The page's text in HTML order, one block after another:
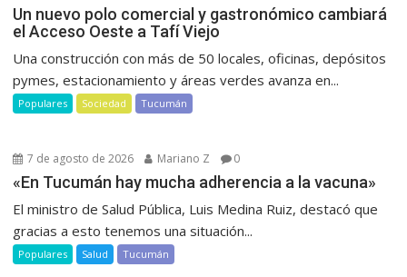
Un nuevo polo comercial y gastronómico cambiará
el Acceso Oeste a Tafí Viejo
Una construcción con más de 50 locales, oficinas, depósitos
pymes, estacionamiento y áreas verdes avanza en...
Populares Sociedad Tucumán
7 de agosto de 2026 Mariano Z 0
«En Tucumán hay mucha adherencia a la vacuna»
El ministro de Salud Pública, Luis Medina Ruiz, destacó que
gracias a esto tenemos una situación...
Populares Salud Tucumán